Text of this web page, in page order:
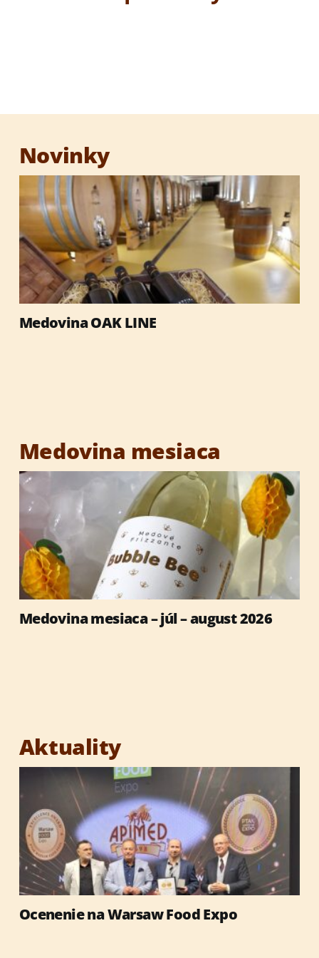
Darčekové sety
Darčekové obaly
Med
Výrobky so včelími produktmi
Novinky
Medovina OAK LINE
Medovina mesiaca
Medovina mesiaca – júl – august 2026
Aktuality
Ocenenie na Warsaw Food Expo